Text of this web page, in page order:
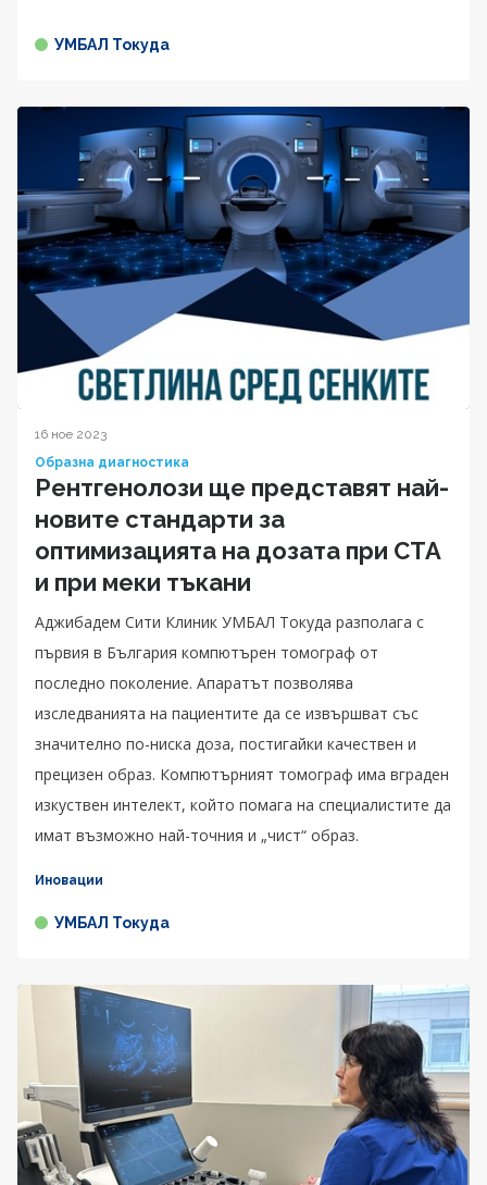
УМБАЛ Токуда
16 ное 2023
Образна диагностика
Рентгенолози ще представят най-
новите стандарти за
оптимизацията на дозата при CTA
и при меки тъкани
Аджибадем Сити Клиник УМБАЛ Токуда разполага с
първия в България компютърен томограф от
последно поколение. Апаратът позволява
изследванията на пациентите да се извършват със
значително по-ниска доза, постигайки качествен и
прецизен образ. Компютърният томограф има вграден
изкуствен интелект, който помага на специалистите да
имат възможно най-точния и „чист“ образ.
Иновации
УМБАЛ Токуда